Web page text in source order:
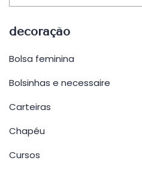
decoração
Bolsa feminina
Bolsinhas e necessaire
Carteiras
Chapéu
Cursos